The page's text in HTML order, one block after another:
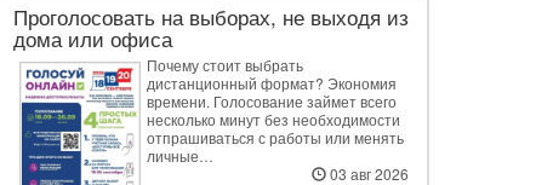
Проголосовать на выборах, не выходя из
дома или офиса
Почему стоит выбрать
дистанционный формат? Экономия
времени. Голосование займет всего
несколько минут без необходимости
отпрашиваться с работы или менять
личные…
03 авг 2026